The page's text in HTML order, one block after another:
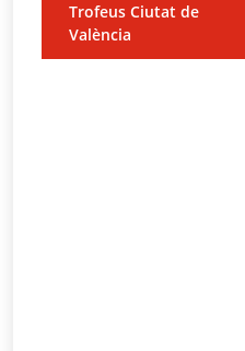
Trofeus Ciutat de
València